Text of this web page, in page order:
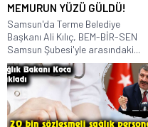
MEMURUN YÜZÜ GÜLDÜ!
Samsun'da Terme Belediye
Başkanı Ali Kılıç, BEM-BİR-SEN
Samsun Şubesi'yle arasındaki...